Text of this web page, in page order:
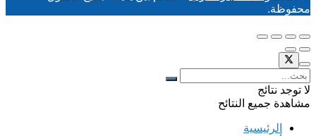
محفوظة.
لا توجد نتائج
مشاهدة جميع النتائح
الرئيسية